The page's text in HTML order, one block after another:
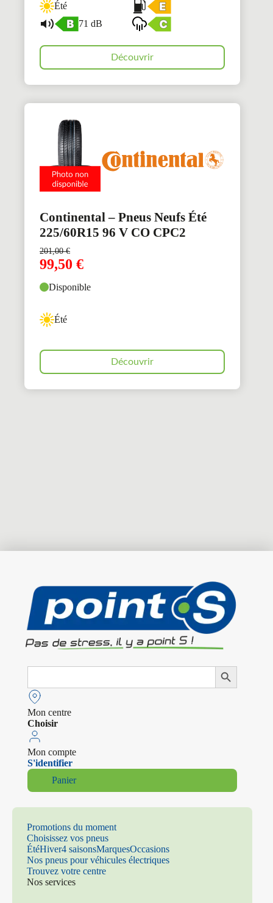
Été
71 dB
Découvrir
Continental – Pneus Neufs Été
225/60R15 96 V CO CPC2
201,00€
99,50 €
Disponible
Été
Découvrir
Search
Search Button
Mon centre
Choisir
Mon compte
S'identifier
Panier
Promotions du moment
Choisissez vos pneus
ÉtéHiver4 saisonsMarquesOccasions
Nos pneus pour véhicules électriques
Trouvez votre centre
Nos services